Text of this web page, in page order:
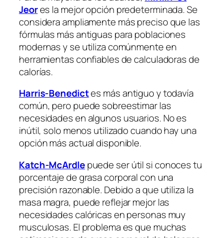
Jeores la mejor opción predeterminada. Se
considera ampliamente más preciso que las
fórmulas más antiguas para poblaciones
modernas y se utiliza comúnmente en
herramientas confiables de calculadoras de
calorías.
Harris-Benedictes más antiguo y todavía
común, pero puede sobreestimar las
necesidades en algunos usuarios. No es
inútil, solo menos utilizado cuando hay una
opción más actual disponible.
Katch-McArdlepuede ser útil si conoces tu
porcentaje de grasa corporal con una
precisión razonable. Debido a que utiliza la
masa magra, puede reflejar mejor las
necesidades calóricas en personas muy
musculosas. El problema es que muchas